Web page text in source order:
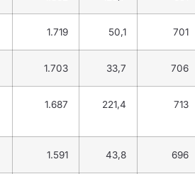
1.719 50,1 701
1.703 33,7 706
1.687 221,4 713
1.591 43,8 696